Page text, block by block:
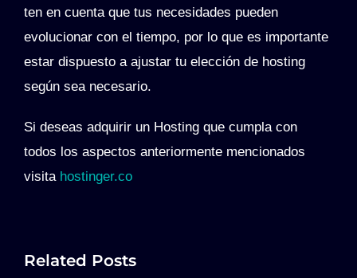
ten en cuenta que tus necesidades pueden
evolucionar con el tiempo, por lo que es importante
estar dispuesto a ajustar tu elección de hosting
según sea necesario.
Si deseas adquirir un Hosting que cumpla con
todos los aspectos anteriormente mencionados
visita hostinger.co
Related Posts